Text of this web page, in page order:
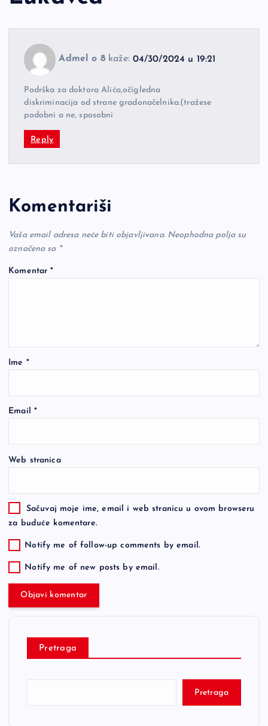
Admel o 8 kaže: 04/30/2024 u 19:21
Podrška za doktora Alića,očigledna
diskriminacija od strane gradonačelnika.(tražese
podobni a ne, sposobni
Reply
Komentariši
Vaša email adresa neće biti objavljivana. Neophodna polja su
označena sa *
Komentar*
Ime *
Email *
Web stranica
Sačuvaj moje ime, email i web stranicu u ovom browseru
za buduće komentare.
Notify me of follow-up comments by email.
Notify me of new posts by email.
Pretraga
Pretraga